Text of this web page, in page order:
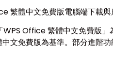
繁體中文免費版電腦端下載
Office 繁體中文免費版
文免費版為基準。部分進階